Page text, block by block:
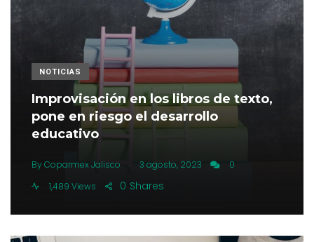
NOTICIAS
Improvisación en los libros de texto,
pone en riesgo el desarrollo
educativo
ByCoparmex Jalisco . 3 agosto, 2023
0
1,489 Views
Shares
0